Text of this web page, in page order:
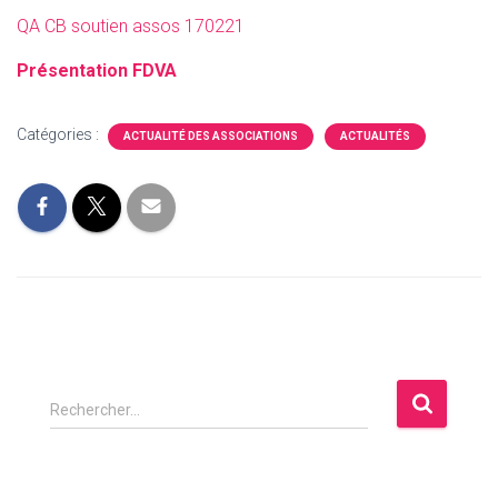
QA CB soutien assos 170221
Présentation FDVA
Catégories : ACTUALITÉ DES ASSOCIATIONS ACTUALITÉS
R
e
Rechercher…